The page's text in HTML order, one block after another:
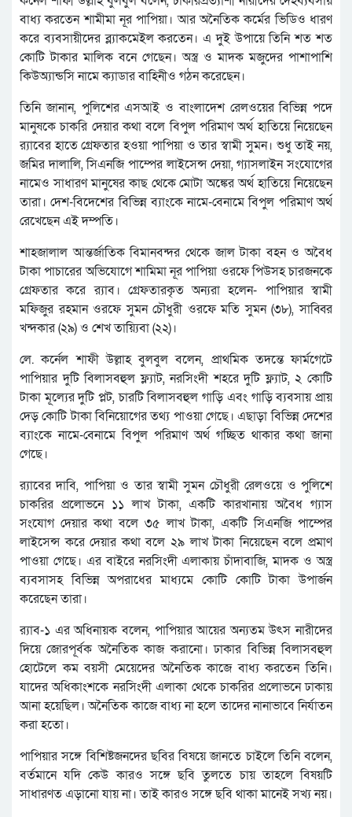
বাধ্য করতেন শামীমা নূর পাপিয়া। আর অনৈতিক কর্মের ভিডিও ধারণ
করে ব্যবসায়ীদের ব্ল্যাকমেইল করতেন। এ দুই উপায়ে তিনি শত শত
কোটি টাকার মালিক বনে গেছেন। অস্ত্র ও মাদক মজুদের পাশাপাশি
কিউঅ্যান্ডসি নামে ক্যাডার বাহিনীও গঠন করেছেন।
তিনি জানান, পুলিশের এসআই ও বাংলাদেশ রেলওয়ের বিভিন্ন পদে
মানুষকে চাকরি দেয়ার কথা বলে বিপুল পরিমাণ অর্থ হাতিয়ে নিয়েছেন
র‌্যাবের হাতে গ্রেফতার হওয়া পাপিয়া ও তার স্বামী সুমন। শুধু তাই নয়,
জমির দালালি, সিএনজি পাম্পের লাইসেন্স দেয়া, গ্যাসলাইন সংযোগের
নামেও সাধারণ মানুষের কাছ থেকে মোটা অঙ্কের অর্থ হাতিয়ে নিয়েছেন
তারা। দেশ-বিদেশের বিভিন্ন ব্যাংকে নামে-বেনামে বিপুল পরিমাণ অর্থ
রেখেছেন এই দম্পতি।
শাহজালাল আন্তর্জাতিক বিমানবন্দর থেকে জাল টাকা বহন ও অবৈধ
টাকা পাচারের অভিযোগে শামিমা নূর পাপিয়া ওরফে পিউসহ চারজনকে
গ্রেফতার করে র‌্যাব। গ্রেফতারকৃত অন্যরা হলেন- পাপিয়ার স্বামী
মফিজুর রহমান ওরফে সুমন চৌধুরী ওরফে মতি সুমন (৩৮), সাব্বির
খন্দকার (২৯) ও শেখ তায়্যিবা (২২)।
লে. কর্নেল শাফী উল্লাহ বুলবুল বলেন, প্রাথমিক তদন্তে ফার্মগেটে
পাপিয়ার দুটি বিলাসবহুল ফ্ল্যাট, নরসিংদী শহরে দুটি ফ্ল্যাট, ২ কোটি
টাকা মূল্যের দুটি প্লট, চারটি বিলাসবহুল গাড়ি এবং গাড়ি ব্যবসায় প্রায়
দেড় কোটি টাকা বিনিয়োগের তথ্য পাওয়া গেছে। এছাড়া বিভিন্ন দেশের
ব্যাংকে নামে-বেনামে বিপুল পরিমাণ অর্থ গচ্ছিত থাকার কথা জানা
গেছে।
র‌্যাবের দাবি, পাপিয়া ও তার স্বামী সুমন চৌধুরী রেলওয়ে ও পুলিশে
চাকরির প্রলোভনে ১১ লাখ টাকা, একটি কারখানায় অবৈধ গ্যাস
সংযোগ দেয়ার কথা বলে ৩৫ লাখ টাকা, একটি সিএনজি পাম্পের
লাইসেন্স করে দেয়ার কথা বলে ২৯ লাখ টাকা নিয়েছেন বলে প্রমাণ
পাওয়া গেছে। এর বাইরে নরসিংদী এলাকায় চাঁদাবাজি, মাদক ও অস্ত্র
ব্যবসাসহ বিভিন্ন অপরাধের মাধ্যমে কোটি কোটি টাকা উপার্জন
করেছেন তারা।
র‌্যাব-১ এর অধিনায়ক বলেন, পাপিয়ার আয়ের অন্যতম উৎস নারীদের
দিয়ে জোরপূর্বক অনৈতিক কাজ করানো। ঢাকার বিভিন্ন বিলাসবহুল
হোটেলে কম বয়সী মেয়েদের অনৈতিক কাজে বাধ্য করতেন তিনি।
যাদের অধিকাংশকে নরসিংদী এলাকা থেকে চাকরির প্রলোভনে ঢাকায়
আনা হয়েছিল। অনৈতিক কাজে বাধ্য না হলে তাদের নানাভাবে নির্যাতন
করা হতো।
পাপিয়ার সঙ্গে বিশিষ্টজনদের ছবির বিষয়ে জানতে চাইলে তিনি বলেন,
বর্তমানে যদি কেউ কারও সঙ্গে ছবি তুলতে চায় তাহলে বিষয়টি
সাধারণত এড়ানো যায় না। তাই কারও সঙ্গে ছবি থাকা মানেই সখ্য নয়।